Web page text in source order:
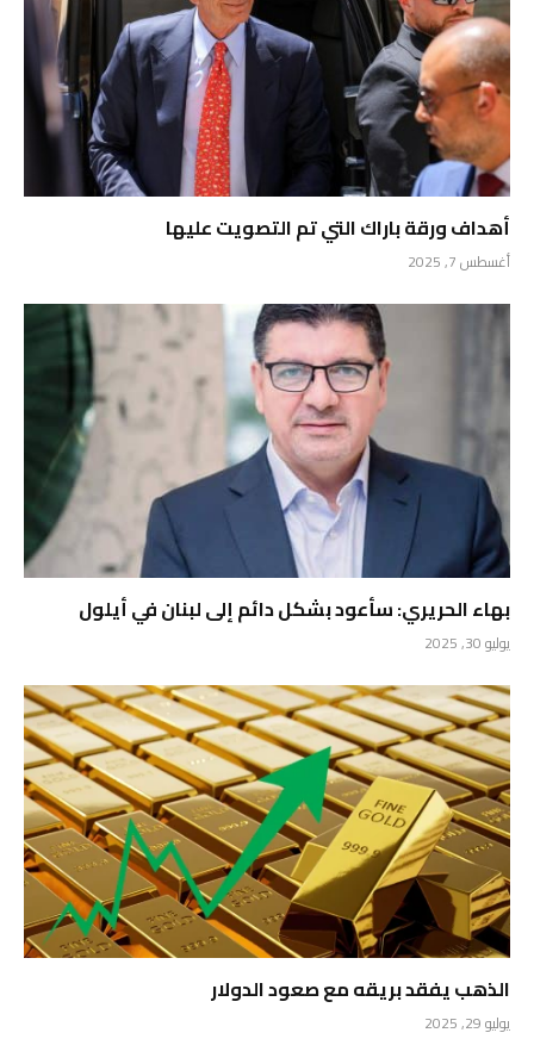
أهداف ورقة باراك التي تم التصويت عليها
أغسطس 7, 2025
بهاء الحريري: سأعود بشكل دائم إلى لبنان في أيلول
يوليو 30, 2025
الذهب يفقد بريقه مع صعود الدولار
يوليو 29, 2025